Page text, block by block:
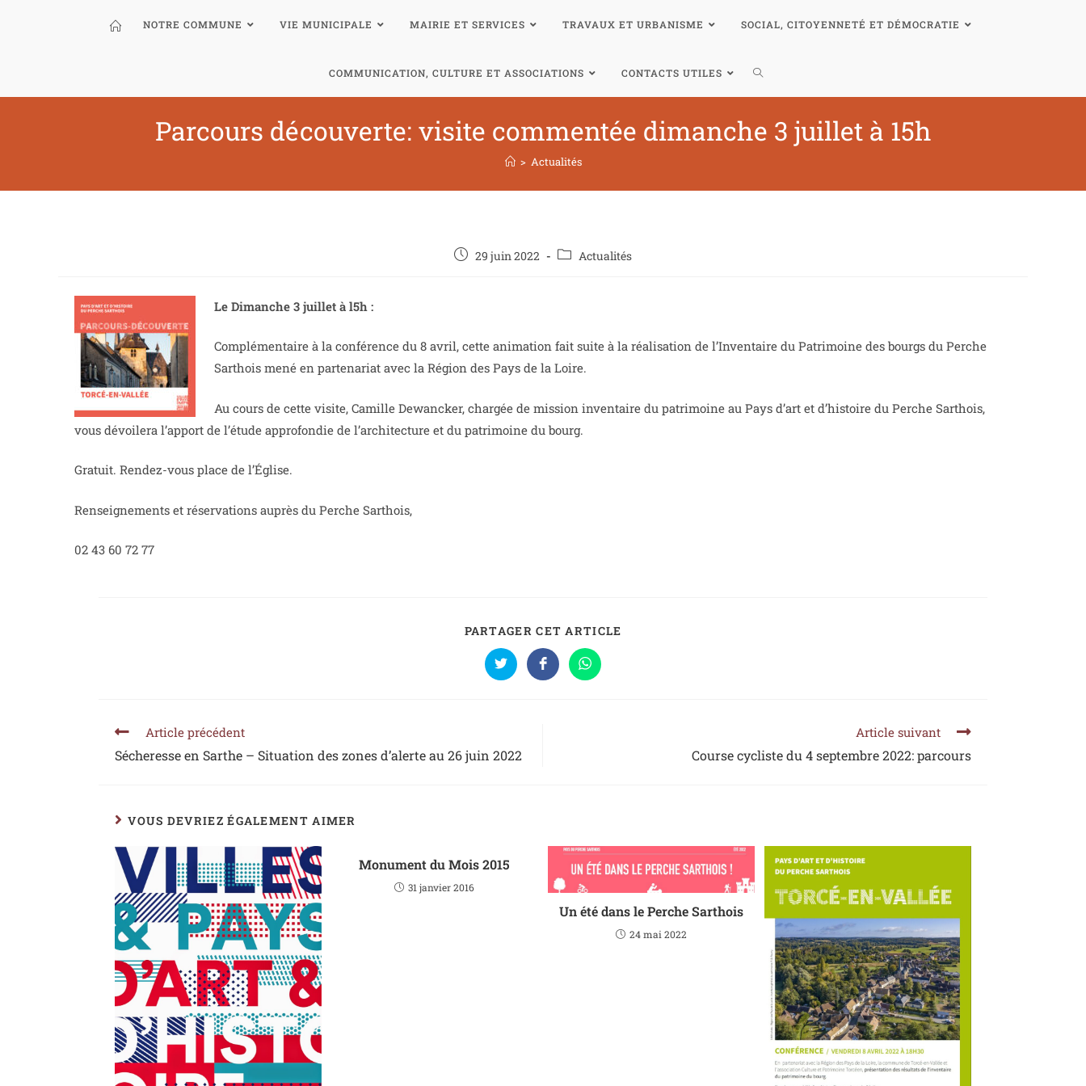
NOTRE COMMUNE VIE MUNICIPALE MAIRIE ET SERVICES TRAVAUX ET URBANISME SOCIAL, CITOYENNETÉ ET DÉMOCRATIE
COMMUNICATION, CULTURE ET ASSOCIATIONS CONTACTS UTILES
Parcours découverte: visite commentée dimanche 3 juillet à 15h
> Actualités
29 juin 2022 Actualités
Le Dimanche 3 juillet à l5h :
Complémentaire à la conférence du 8 avril, cette animation fait suite à la réalisation de l’Inventaire du Patrimoine des bourgs du Perche
Sarthois mené en partenariat avec la Région des Pays de la Loire.
Au cours de cette visite, Camille Dewancker, chargée de mission inventaire du patrimoine au Pays d’art et d’histoire du Perche Sarthois,
vous dévoilera l’apport de l’étude approfondie de l’architecture et du patrimoine du bourg.
Gratuit. Rendez-vous place de l’Église.
Renseignements et réservations auprès du Perche Sarthois,
02 43 60 72 77
PARTAGER CET ARTICLE
Article précédent
Sécheresse en Sarthe – Situation des zones d’alerte au 26 juin 2022
Article suivant
Course cycliste du 4 septembre 2022: parcours
VOUS DEVRIEZ ÉGALEMENT AIMER
Monument du Mois 2015
31 janvier 2016
Un été dans le Perche Sarthois
24 mai 2022